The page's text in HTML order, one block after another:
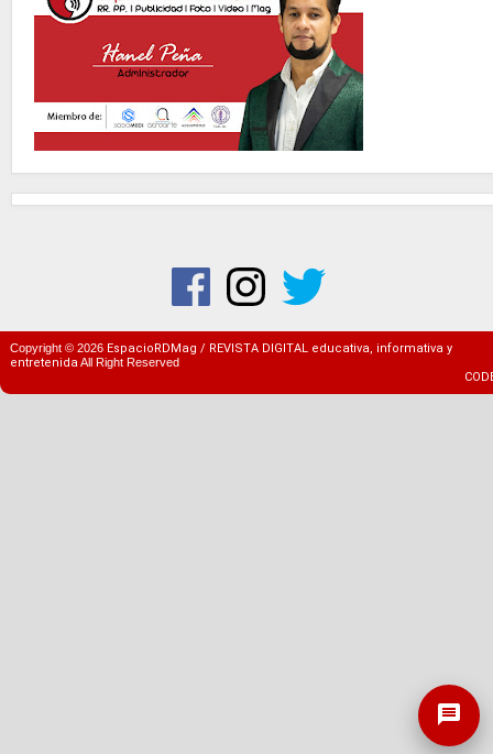
Copyright © 2026 EspacioRDMag / REVISTA DIGITAL educativa, informativa y
entretenidaAll Right Reserved
message